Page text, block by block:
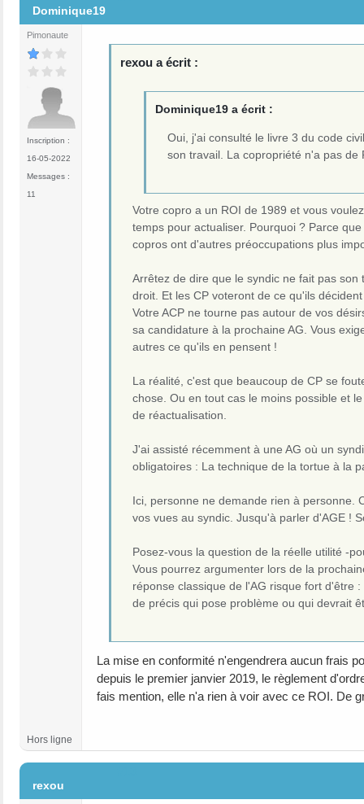
Dominique19
Pimonaute
Inscription :
16-05-2022
Messages :
11
rexou a écrit :
Dominique19 a écrit :
Oui, j'ai consulté le livre 3 du code
son travail. La copropriété n'a pas de
Votre copro a un ROI de 1989 et vous
temps pour actualiser. Pourquoi ? Parce
copros ont d'autres préoccupations plus
Arrêtez de dire que le syndic ne fait pas
droit. Et les CP voteront de ce qu'ils
Votre ACP ne tourne pas autour de vos
sa candidature à la prochaine AG. Vous
autres ce qu'ils en pensent !
La réalité, c'est que beaucoup de CP se
chose. Ou en tout cas le moins possible et
de réactualisation.
J'ai assisté récemment à une AG où un
obligatoires : La technique de la tortue à la
Ici, personne ne demande rien à personne.
vos vues au syndic. Jusqu'à parler d'AGE !
Posez-vous la question de la réelle utilité -
Vous pourrez argumenter lors de la
réponse classique de l'AG risque fort d'être
de précis qui pose problème ou qui devrait
La mise en conformité n'engendrera aucun frais
depuis le premier janvier 2019, le règlement
fais mention, elle n'a rien à voir avec ce ROI. De
Hors ligne
rexou